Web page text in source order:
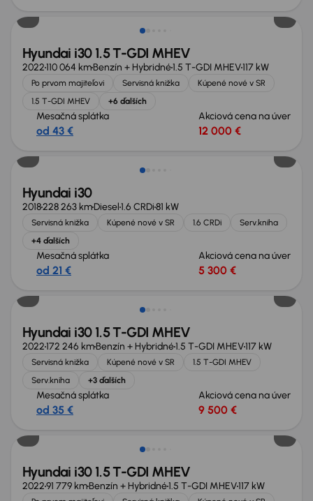
Hyundai i30 1.5 T-GDI MHEV
2022110 064 kmBenzín + Hybridné1.5 T-GDI MHEV117 kW
Po prvom majiteľovi Servisná knižka
Kúpené nové v SR
1.5 T-GDI MHEV
+6 ďalších
Mesačná splátka
od 43 €
Akciová cena na úver
12 000 €
Hyundai i30
2018228 263 kmDiesel1.6 CRDi81 kW
Servisná knižka Kúpené nové v SR 1.6 CRDi
Serv.kniha
+4 ďalších
Mesačná splátka
od 21 €
Akciová cena na úver
5 300 €
Zlacnené o 500 €
Hyundai i30 1.5 T-GDI MHEV
2022172 246 kmBenzín + Hybridné1.5 T-GDI MHEV117 kW
Servisná knižka Kúpené nové v SR
1.5 T-GDI MHEV
Serv.kniha
+3 ďalších
Mesačná splátka
od 35 €
Akciová cena na úver
9 500 €
Nové v ponuke
Hyundai i30 1.5 T-GDI MHEV
202291 779 kmBenzín + Hybridné1.5 T-GDI MHEV117 kW